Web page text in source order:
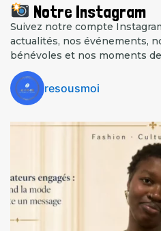
Notre Instagram
Suivez notre compte
actualités, nos événements,
bénévoles et nos moments
resousmoi